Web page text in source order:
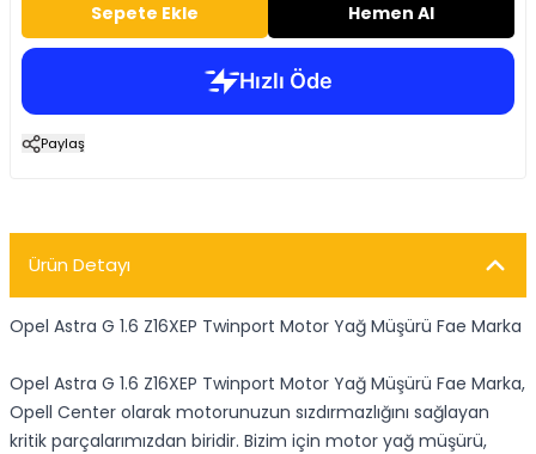
Sepete Ekle Hemen Al
Paylaş
Ürün Detayı
Opel Astra G 1.6 Z16XEP Twinport Motor Yağ Müşürü Fae Marka
Opel Astra G 1.6 Z16XEP Twinport Motor Yağ Müşürü Fae Marka,
Opell Center olarak motorunuzun sızdırmazlığını sağlayan
kritik parçalarımızdan biridir. Bizim için motor yağ müşürü,